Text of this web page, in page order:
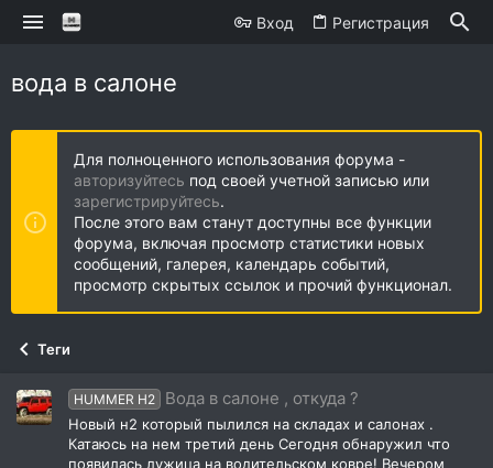
Вход Регистрация
вода в салоне
Для полноценного использования форума -
авторизуйтесь под своей учетной записью или
зарегистрируйтесь.
После этого вам станут доступны все функции
форума, включая просмотр статистики новых
сообщений, галерея, календарь событий,
просмотр скрытых ссылок и прочий функционал.
Теги
HUMMER H2 Вода в салоне , откуда ?
Новый н2 который пылился на складах и салонах .
Катаюсь на нем третий день Сегодня обнаружил что
появилась лужица на водительском ковре! Вечером